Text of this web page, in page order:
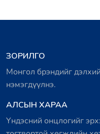
ЗОРИЛГО
Монгол брэндийг
нэмэгдүүлнэ.
АЛСЫН ХАРАА
Үндэсний онцлогийг